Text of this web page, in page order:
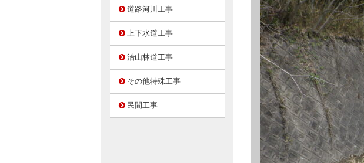
道路河川工事
上下水道工事
治山林道工事
その他特殊工事
民間工事